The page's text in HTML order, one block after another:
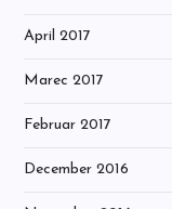
April 2017
Marec 2017
Februar 2017
December 2016